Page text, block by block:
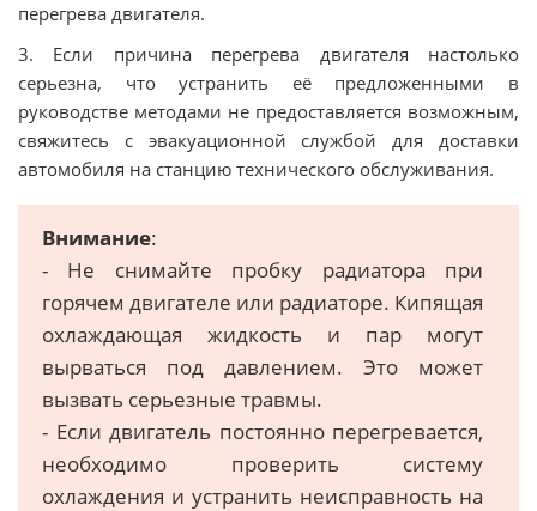
перегрева двигателя.
3. Если причина перегрева двигателя настолько
серьезна, что устранить её предложенными в
руководстве методами не предоставляется возможным,
свяжитесь с эвакуационной службой для доставки
автомобиля на станцию технического обслуживания.
Внимание:
- Не снимайте пробку радиатора при
горячем двигателе или радиаторе. Кипящая
охлаждающая жидкость и пар могут
вырваться под давлением. Это может
вызвать серьезные травмы.
- Если двигатель постоянно перегревается,
необходимо проверить систему
охлаждения и устранить неисправность на